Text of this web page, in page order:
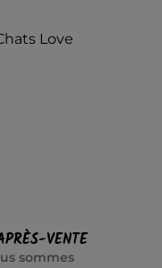
Love
VENTE
sommes